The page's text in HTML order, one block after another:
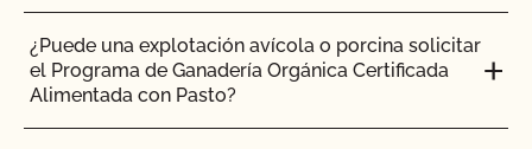
¿Puede una explotación avícola o porcina solicitar
el Programa de Ganadería Orgánica Certificada
Alimentada con Pasto?